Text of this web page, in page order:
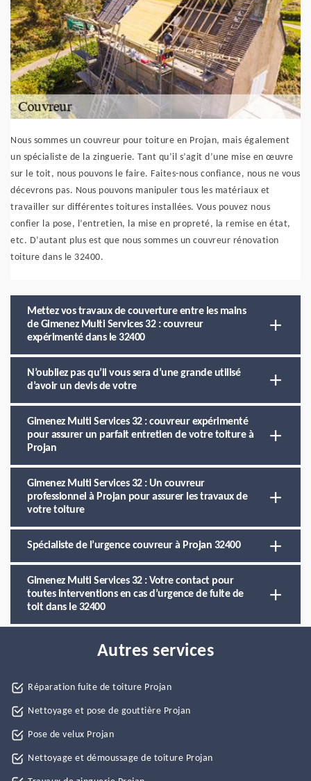
Nous sommes un couvreur pour toiture en Projan, mais également
un spécialiste de la zinguerie. Tant qu’il s’agit d’une mise en œuvre
sur le toit, nous pouvons le faire. Faites-nous confiance, nous ne vous
décevrons pas. Nous pouvons manipuler tous les matériaux et
travailler sur différentes toitures installées. Vous pouvez nous
confier la pose, l’entretien, la mise en propreté, la remise en état,
etc. D’autant plus est que nous sommes un couvreur rénovation
toiture dans le 32400.
Mettez vos travaux de couverture entre les mains
de Gimenez Multi Services 32 : couvreur
expérimenté dans le 32400
N’oubliez pas qu’il vous sera d’une grande utilisé
d’avoir un devis de votre
Gimenez Multi Services 32 : couvreur expérimenté
pour assurer un parfait entretien de votre toiture à
Projan
Gimenez Multi Services 32 : Un couvreur
professionnel à Projan pour assurer les travaux de
votre toiture
Spécialiste de l’urgence couvreur à Projan 32400
Gimenez Multi Services 32 : Votre contact pour
toutes interventions en cas d’urgence de fuite de
toit dans le 32400
Autres services
Réparation fuite de toiture Projan
Nettoyage et pose de gouttière Projan
Pose de velux Projan
Nettoyage et démoussage de toiture Projan